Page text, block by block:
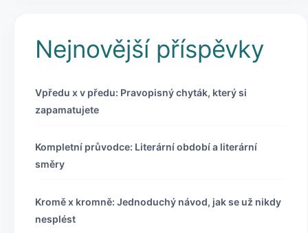
Nejnovější příspěvky
Vpředu x v předu: Pravopisný chyták, který si
zapamatujete
Kompletní průvodce: Literární období a literární
směry
Kromě x kromně: Jednoduchý návod, jak se už nikdy
nesplést